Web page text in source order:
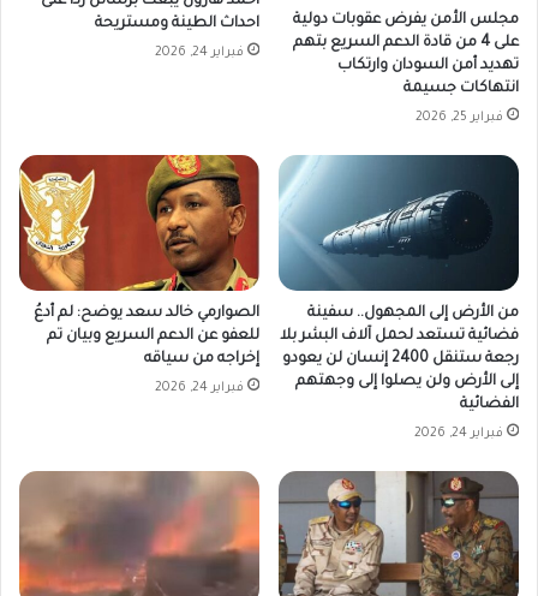
مجلس الأمن يفرض عقوبات دولية
على 4 من قادة الدعم السريع بتهم
تهديد أمن السودان وارتكاب
انتهاكات جسيمة
فبراير 25, 2026
احداث الطينة ومستريحة
فبراير 24, 2026
من الأرض إلى المجهول.. سفينة
فضائية تستعد لحمل آلاف البشر بلا
رجعة ستنقل 2400 إنسان لن يعودو
إلى الأرض ولن يصلوا إلى وجهتهم
الفضائية
فبراير 24, 2026
الصوارمي خالد سعد يوضح: لم أدعُ
للعفو عن الدعم السريع وبيان تم
إخراجه من سياقه
فبراير 24, 2026